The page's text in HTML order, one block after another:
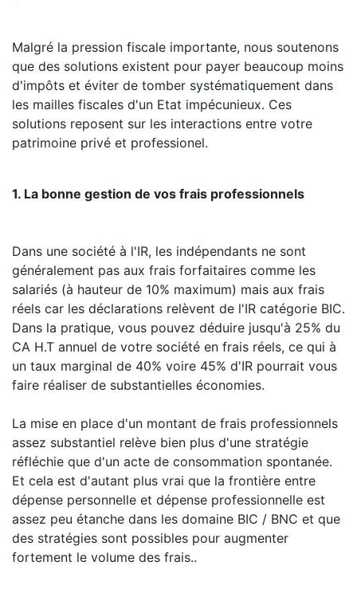
Malgré la pression fiscale importante, nous soutenons
que des solutions existent pour payer beaucoup moins
d'impôts et éviter de tomber systématiquement dans
les mailles fiscales d'un Etat impécunieux. Ces
solutions reposent sur les interactions entre votre
patrimoine privé et professionel.
1. La bonne gestion de vos frais professionnels
Dans une société à l'IR, les indépendants ne sont
généralement pas aux frais forfaitaires comme les
salariés (à hauteur de 10% maximum) mais aux frais
réels car les déclarations relèvent de l'IR catégorie BIC.
Dans la pratique, vous pouvez déduire jusqu'à 25% du
CA H.T annuel de votre société en frais réels, ce qui à
un taux marginal de 40% voire 45% d'IR pourrait vous
faire réaliser de substantielles économies.
La mise en place d'un montant de frais professionnels
assez substantiel relève bien plus d'une stratégie
réfléchie que d'un acte de consommation spontanée.
Et cela est d'autant plus vrai que la frontière entre
dépense personnelle et dépense professionnelle est
assez peu étanche dans les domaine BIC / BNC et que
des stratégies sont possibles pour augmenter
fortement le volume des frais..